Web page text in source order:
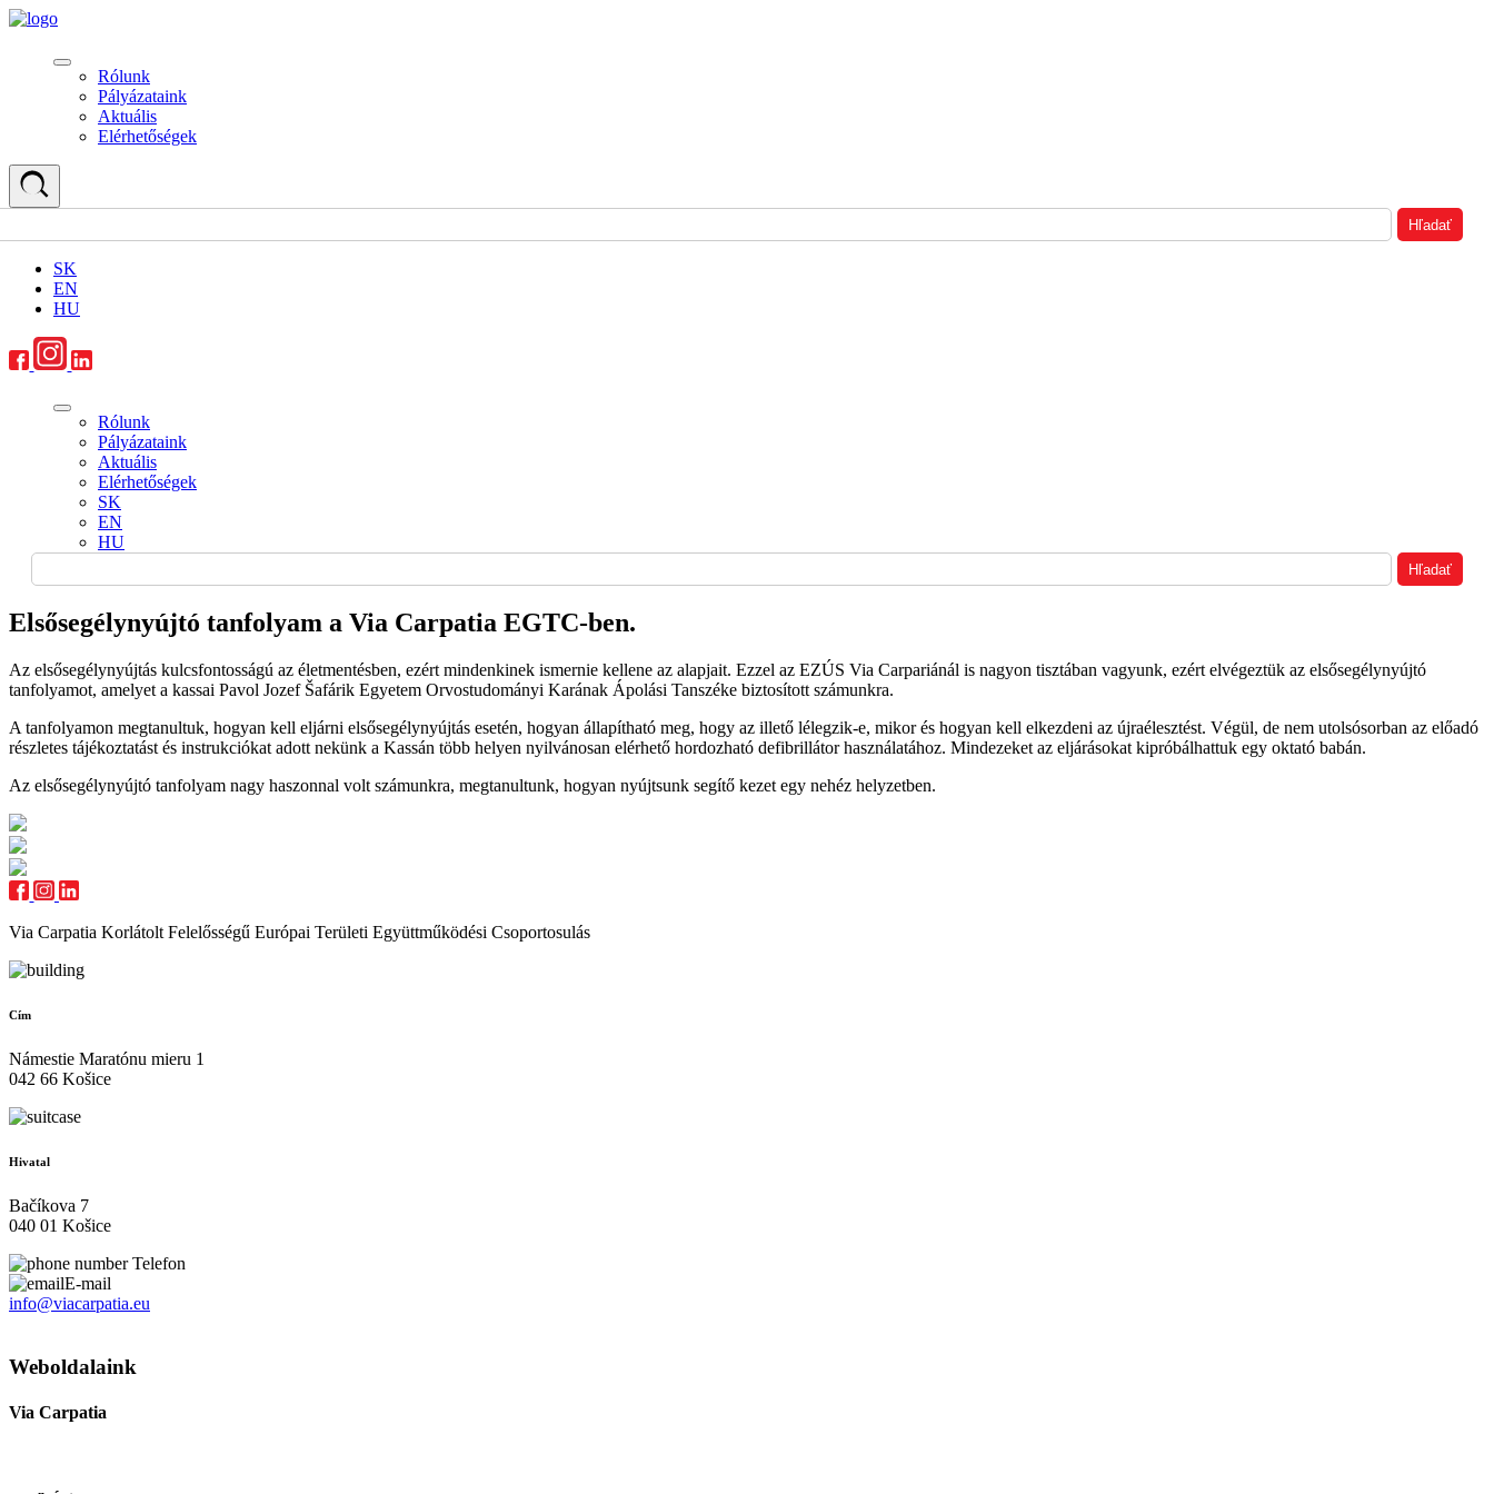
Rólunk
Pályázataink
Aktuális
Elérhetőségek
SK
EN
HU
Rólunk
Pályázataink
Aktuális
Elérhetőségek
SK
EN
HU
Elsősegélynyújtó tanfolyam a Via Carpatia EGTC-ben.
Az elsősegélynyújtás kulcsfontosságú az életmentésben, ezért mindenkinek ismernie kellene az alapjait. Ezzel az EZÚS Via Carpariánál is nagyon tisztában vagyunk, ezért elvégeztük az elsősegélynyújtó
tanfolyamot, amelyet a kassai Pavol Jozef Šafárik Egyetem Orvostudományi Karának Ápolási Tanszéke biztosított számunkra.
A tanfolyamon megtanultuk, hogyan kell eljárni elsősegélynyújtás esetén, hogyan állapítható meg, hogy az illető lélegzik-e, mikor és hogyan kell elkezdeni az újraélesztést. Végül, de nem utolsósorban az előadó
részletes tájékoztatást és instrukciókat adott nekünk a Kassán több helyen nyilvánosan elérhető hordozható defibrillátor használatához. Mindezeket az eljárásokat kipróbálhattuk egy oktató babán.
Az elsősegélynyújtó tanfolyam nagy haszonnal volt számunkra, megtanultunk, hogyan nyújtsunk segítő kezet egy nehéz helyzetben.
Via Carpatia Korlátolt Felelősségű Európai Területi Együttműködési Csoportosulás
Cím
Námestie Maratónu mieru 1
042 66 Košice
Hivatal
Bačíkova 7
040 01 Košice
Telefon
E-mail
info@viacarpatia.eu
Weboldalaink
Via Carpatia